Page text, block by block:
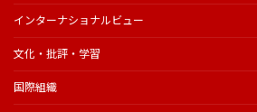
インターナショナルビュー
文化・批評・学習
国際組織